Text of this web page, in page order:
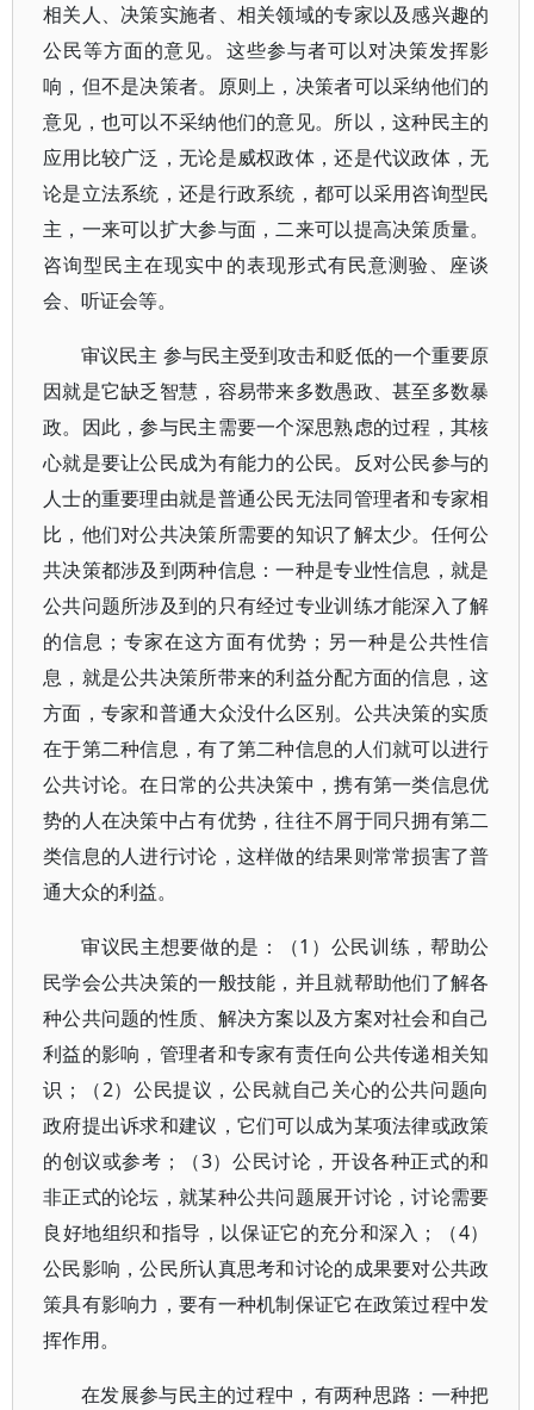
相关人、决策实施者、相关领域的专家以及感兴趣的
公民等方面的意见。这些参与者可以对决策发挥影
响，但不是决策者。原则上，决策者可以采纳他们的
意见，也可以不采纳他们的意见。所以，这种民主的
应用比较广泛，无论是威权政体，还是代议政体，无
论是立法系统，还是行政系统，都可以采用咨询型民
主，一来可以扩大参与面，二来可以提高决策质量。
咨询型民主在现实中的表现形式有民意测验、座谈
会、听证会等。
审议民主 参与民主受到攻击和贬低的一个重要原
因就是它缺乏智慧，容易带来多数愚政、甚至多数暴
政。因此，参与民主需要一个深思熟虑的过程，其核
心就是要让公民成为有能力的公民。反对公民参与的
人士的重要理由就是普通公民无法同管理者和专家相
比，他们对公共决策所需要的知识了解太少。任何公
共决策都涉及到两种信息：一种是专业性信息，就是
公共问题所涉及到的只有经过专业训练才能深入了解
的信息；专家在这方面有优势；另一种是公共性信
息，就是公共决策所带来的利益分配方面的信息，这
方面，专家和普通大众没什么区别。公共决策的实质
在于第二种信息，有了第二种信息的人们就可以进行
公共讨论。在日常的公共决策中，携有第一类信息优
势的人在决策中占有优势，往往不屑于同只拥有第二
类信息的人进行讨论，这样做的结果则常常损害了普
通大众的利益。
审议民主想要做的是：（1）公民训练，帮助公
民学会公共决策的一般技能，并且就帮助他们了解各
种公共问题的性质、解决方案以及方案对社会和自己
利益的影响，管理者和专家有责任向公共传递相关知
识；（2）公民提议，公民就自己关心的公共问题向
政府提出诉求和建议，它们可以成为某项法律或政策
的创议或参考；（3）公民讨论，开设各种正式的和
非正式的论坛，就某种公共问题展开讨论，讨论需要
良好地组织和指导，以保证它的充分和深入；（4）
公民影响，公民所认真思考和讨论的成果要对公共政
策具有影响力，要有一种机制保证它在政策过程中发
挥作用。
在发展参与民主的过程中，有两种思路：一种把